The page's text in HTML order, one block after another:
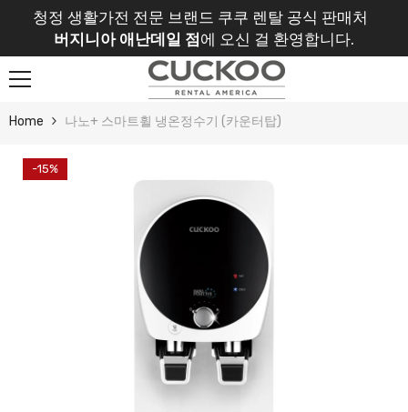
Skip To Content
청정 생활가전 전문 브랜드 쿠쿠 렌탈 공식 판매처
버지니아 애난데일 점에 오신 걸 환영합니다.
Home 나노+ 스마트휠 냉온정수기 (카운터탑)
-15%